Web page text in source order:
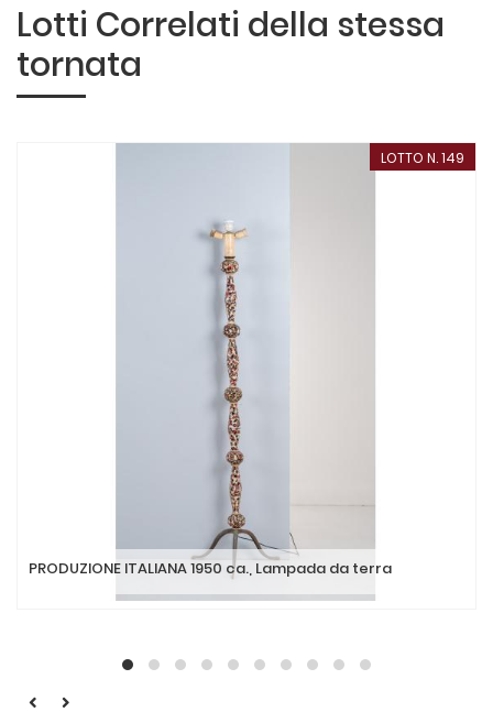
Lotti Correlati della stessa
tornata
LOTTO N. 149
PRODUZIONE ITALIANA 1950 ca., Lampada da terra